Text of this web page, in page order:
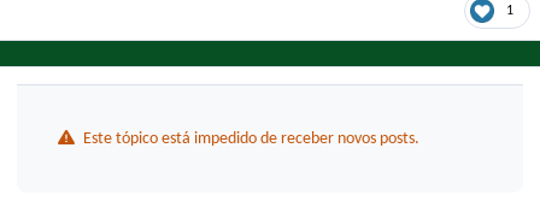
1
Este tópico está impedido de receber novos posts.